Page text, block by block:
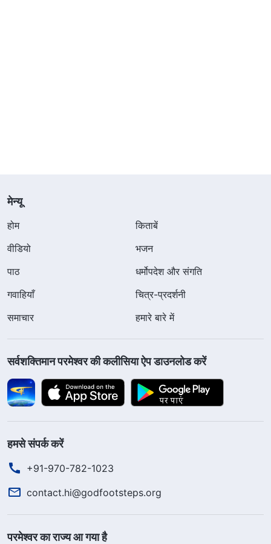
मेन्यू
होम
किताबें
वीडियो
भजन
पाठ
धर्मोपदेश और संगति
गवाहियाँ
चित्र-प्रदर्शनी
समाचार
हमारे बारे में
सर्वशक्तिमान परमेश्वर की कलीसिया ऐप डाउनलोड करें
हमसे संपर्क करें
+91-970-782-1023
contact.hi@godfootsteps.org
परमेश्वर का राज्य आ गया है